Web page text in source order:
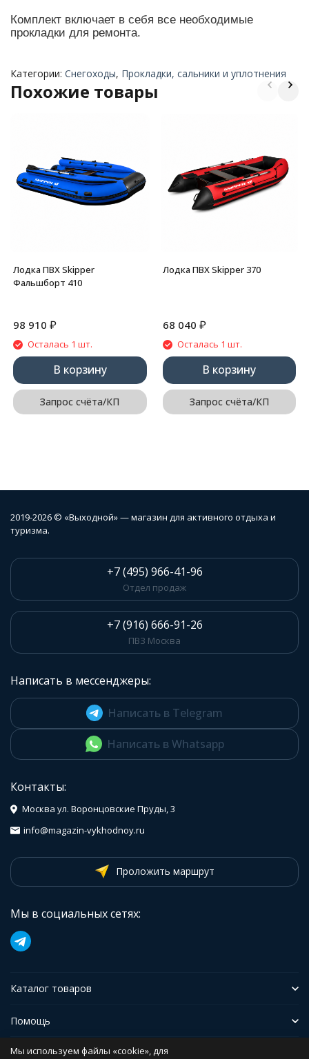
Комплект включает в себя все необходимые
прокладки для ремонта.
Категории: Снегоходы, Прокладки, сальники и уплотнения
Похожие товары
Лодка ПВХ Skipper
Фальшборт 410
98 910 ₽
Осталась 1 шт.
В корзину
Запрос счёта/КП
Лодка ПВХ Skipper 370
68 040 ₽
Осталась 1 шт.
В корзину
Запрос счёта/КП
2019-2026 © «Выходной» — магазин для активного отдыха и
туризма.
+7 (495) 966-41-96
Отдел продаж
+7 (916) 666-91-26
ПВЗ Москва
Написать в мессенджеры:
Написать в Telegram
Написать в Whatsapp
Контакты:
Москва ул. Воронцовские Пруды, 3
info@magazin-vykhodnoy.ru
Проложить маршрут
Мы в социальных сетях:
Каталог товаров
Помощь
Иформация
Мы используем файлы «cookie», для